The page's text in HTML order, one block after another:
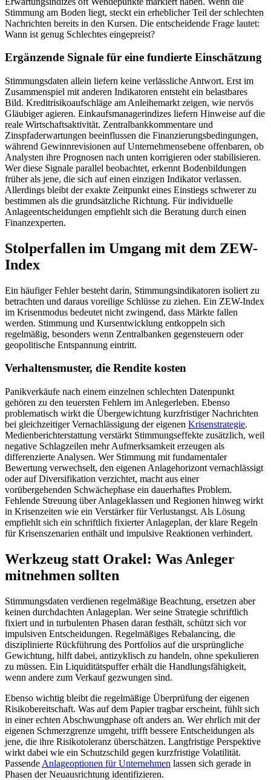
Stimmung am Boden liegt, steckt ein erheblicher Teil der schlechten
Nachrichten bereits in den Kursen. Die entscheidende Frage lautet:
Wann ist genug Schlechtes eingepreist?
Ergänzende Signale für eine fundierte Einschätzung
Stimmungsdaten allein liefern keine verlässliche Antwort. Erst im
Zusammenspiel mit anderen Indikatoren entsteht ein belastbares
Bild. Kreditrisikoaufschläge am Anleihemarkt zeigen, wie nervös
Gläubiger agieren. Einkaufsmanagerindizes liefern Hinweise auf die
reale Wirtschaftsaktivität. Zentralbankkommentare und
Zinspfaderwartungen beeinflussen die Finanzierungsbedingungen,
während Gewinnrevisionen auf Unternehmensebene offenbaren, ob
Analysten ihre Prognosen nach unten korrigieren oder stabilisieren.
Wer diese Signale parallel beobachtet, erkennt Bodenbildungen
früher als jene, die sich auf einen einzigen Indikator verlassen.
Allerdings bleibt der exakte Zeitpunkt eines Einstiegs schwerer zu
bestimmen als die grundsätzliche Richtung. Für individuelle
Anlageentscheidungen empfiehlt sich die Beratung durch einen
Finanzexperten.
Stolperfallen im Umgang mit dem ZEW-
Index
Ein häufiger Fehler besteht darin, Stimmungsindikatoren isoliert zu
betrachten und daraus voreilige Schlüsse zu ziehen. Ein ZEW-Index
im Krisenmodus bedeutet nicht zwingend, dass Märkte fallen
werden. Stimmung und Kursentwicklung entkoppeln sich
regelmäßig, besonders wenn Zentralbanken gegensteuern oder
geopolitische Entspannung eintritt.
Verhaltensmuster, die Rendite kosten
Panikverkäufe nach einem einzelnen schlechten Datenpunkt
gehören zu den teuersten Fehlern im Anlegerleben. Ebenso
problematisch wirkt die Übergewichtung kurzfristiger Nachrichten
bei gleichzeitiger Vernachlässigung der eigenen Krisenstrategie.
Medienberichterstattung verstärkt Stimmungseffekte zusätzlich, weil
negative Schlagzeilen mehr Aufmerksamkeit erzeugen als
differenzierte Analysen. Wer Stimmung mit fundamentaler
Bewertung verwechselt, den eigenen Anlagehorizont vernachlässigt
oder auf Diversifikation verzichtet, macht aus einer
vorübergehenden Schwächephase ein dauerhaftes Problem.
Fehlende Streuung über Anlageklassen und Regionen hinweg wirkt
in Krisenzeiten wie ein Verstärker für Verlustangst. Als Lösung
empfiehlt sich ein schriftlich fixierter Anlageplan, der klare Regeln
für Krisenszenarien enthält und impulsive Reaktionen verhindert.
Werkzeug statt Orakel: Was Anleger
mitnehmen sollten
Stimmungsdaten verdienen regelmäßige Beachtung, ersetzen aber
keinen durchdachten Anlageplan. Wer seine Strategie schriftlich
fixiert und in turbulenten Phasen daran festhält, schützt sich vor
impulsiven Entscheidungen. Regelmäßiges Rebalancing, die
disziplinierte Rückführung des Portfolios auf die ursprüngliche
Gewichtung, hilft dabei, antizyklisch zu handeln, ohne spekulieren
zu müssen. Ein Liquiditätspuffer erhält die Handlungsfähigkeit,
wenn andere zum Verkauf gezwungen sind.
Ebenso wichtig bleibt die regelmäßige Überprüfung der eigenen
Risikobereitschaft. Was auf dem Papier tragbar erscheint, fühlt sich
in einer echten Abschwungphase oft anders an. Wer ehrlich mit der
eigenen Schmerzgrenze umgeht, trifft bessere Entscheidungen als
jene, die ihre Risikotoleranz überschätzen. Langfristige Perspektive
wirkt dabei wie ein Schutzschild gegen kurzfristige Volatilität.
Passende Anlageoptionen für Unternehmen lassen sich gerade in
Phasen der Neuausrichtung identifizieren.